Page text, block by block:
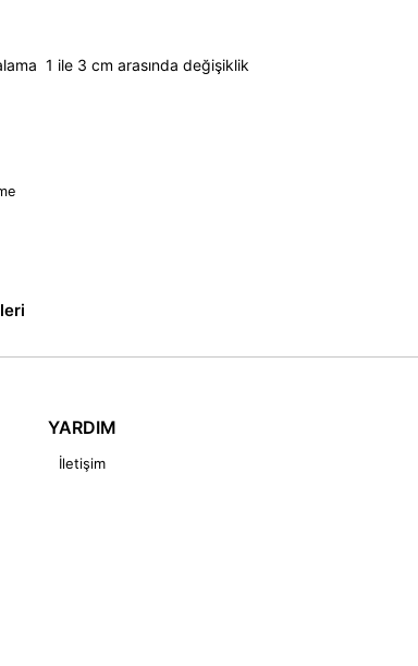
1 ile 3 cm arasında değişiklik
YARDIM
İletişim